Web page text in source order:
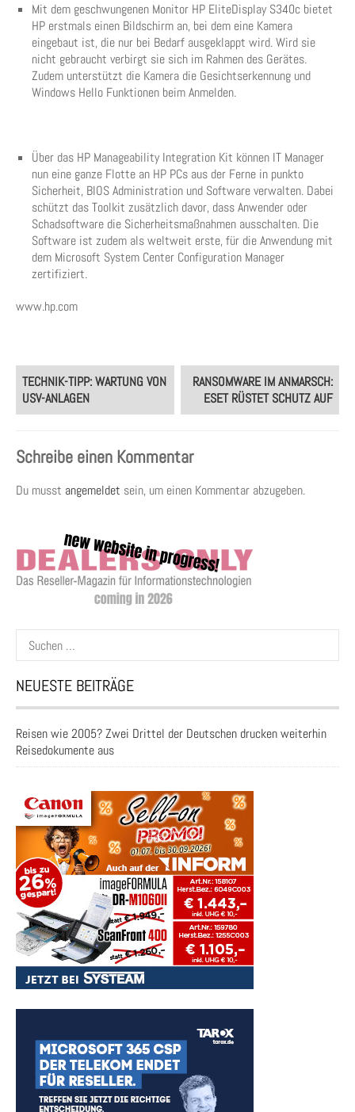
Mit dem geschwungenen Monitor HP EliteDisplay S340c bietet
HP erstmals einen Bildschirm an, bei dem eine Kamera
eingebaut ist, die nur bei Bedarf ausgeklappt wird. Wird sie
nicht gebraucht verbirgt sie sich im Rahmen des Gerätes.
Zudem unterstützt die Kamera die Gesichtserkennung und
Windows Hello Funktionen beim Anmelden.
Über das HP Manageability Integration Kit können IT Manager
nun eine ganze Flotte an HP PCs aus der Ferne in punkto
Sicherheit, BIOS Administration und Software verwalten. Dabei
schützt das Toolkit zusätzlich davor, dass Anwender oder
Schadsoftware die Sicherheitsmaßnahmen ausschalten. Die
Software ist zudem als weltweit erste, für die Anwendung mit
dem Microsoft System Center Configuration Manager
zertifiziert.
www.hp.com
Post
navigation
TECHNIK-TIPP: WARTUNG VON
USV-ANLAGEN
RANSOMWARE IM ANMARSCH:
ESET RÜSTET SCHUTZ AUF
Schreibe einen Kommentar
Du musst angemeldet sein, um einen Kommentar abzugeben.
Suchen
nach:
NEUESTE BEITRÄGE
Reisen wie 2005? Zwei Drittel der Deutschen drucken weiterhin
Reisedokumente aus